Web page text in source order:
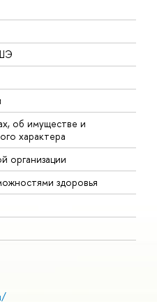
об имуществе и
характера
организации
здоровья